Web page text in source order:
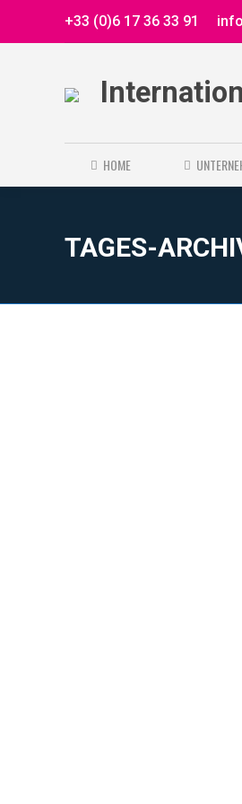
+33 (0)6 17 36 33 91
HOME
TAGES-